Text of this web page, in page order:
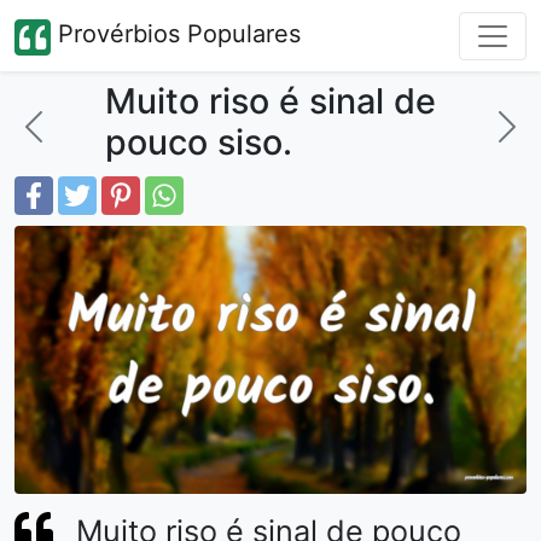
Provérbios Populares
Muito riso é sinal de
pouco siso.
Muito riso é sinal de pouco